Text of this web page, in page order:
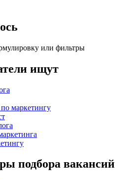
или фильтры
ищут
маркетингу
подбора вакансий